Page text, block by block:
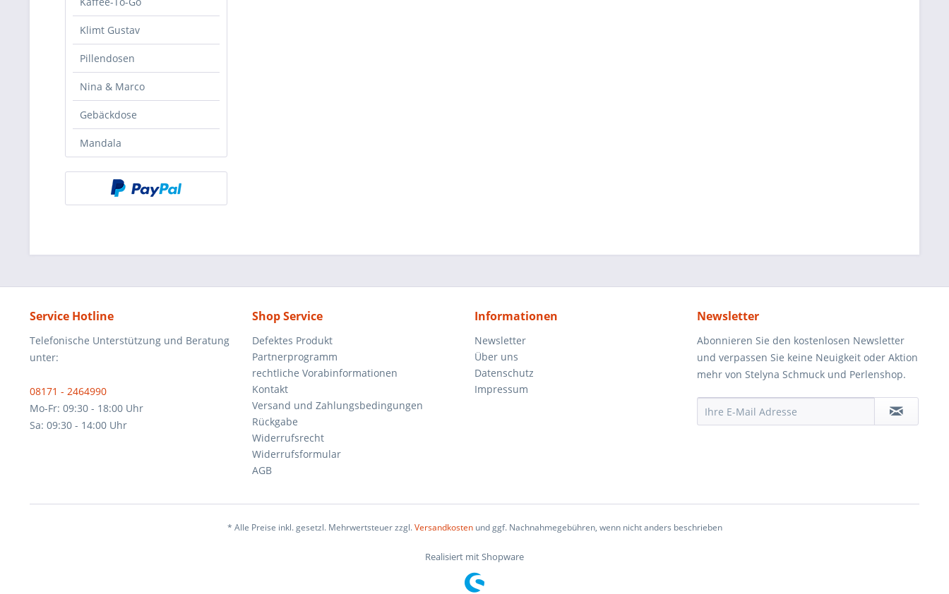
Klimt Gustav
Pillendosen
Nina & Marco
Gebäckdose
Mandala
Service Hotline
Telefonische Unterstützung und Beratung
unter:
08171 - 2464990
Mo-Fr: 09:30 - 18:00 Uhr
Sa: 09:30 - 14:00 Uhr
Shop Service
Defektes Produkt
Partnerprogramm
rechtliche Vorabinformationen
Kontakt
Versand und Zahlungsbedingungen
Rückgabe
Widerrufsrecht
Widerrufsformular
AGB
Informationen
Newsletter
Über uns
Datenschutz
Impressum
Newsletter
Abonnieren Sie den kostenlosen Newsletter
und verpassen Sie keine Neuigkeit oder Aktion
mehr von Stelyna Schmuck und Perlenshop.
* Alle Preise inkl. gesetzl. Mehrwertsteuer zzgl.Versandkostenund ggf. Nachnahmegebühren, wenn nicht anders beschrieben
Realisiert mit Shopware